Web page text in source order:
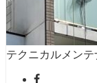
テクニカルメン